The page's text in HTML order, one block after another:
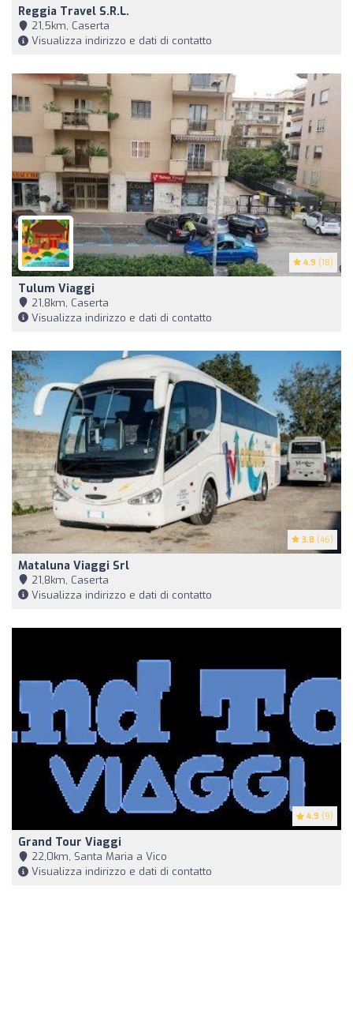
Reggia Travel S.r.l.
21,5km, Caserta
Visualizza indirizzo e dati di contatto
4.9 (18)
Tulum Viaggi
21,8km, Caserta
Visualizza indirizzo e dati di contatto
3.8 (46)
Mataluna Viaggi Srl
21,8km, Caserta
Visualizza indirizzo e dati di contatto
4.9 (9)
Grand Tour Viaggi
22,0km, Santa Maria a Vico
Visualizza indirizzo e dati di contatto